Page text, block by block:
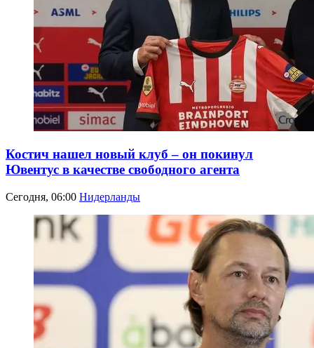
Костич нашел новый клуб – он покинул
Ювентус в качестве свободного агента
Сегодня, 06:00 Нидерланды